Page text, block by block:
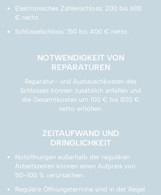
Elektronisches Zahlenschloss: 200 bis 600
€ netto
Schlüsselschloss: 150 bis 400 € netto.
NOTWENDIGKEIT VON
REPARATUREN
Reparatur- und Austauschkosten des
Schlosses können zusätzlich anfallen und
die Gesamtkosten um 100 € bis 800 €
netto erhöhen.
ZEITAUFWAND UND
DRINGLICHKEIT
Notöffnungen außerhalb der regulären
Arbeitszeiten können einen Aufpreis von
50–100 % verursachen.
Reguläre Öffnungstermine sind in der Regel